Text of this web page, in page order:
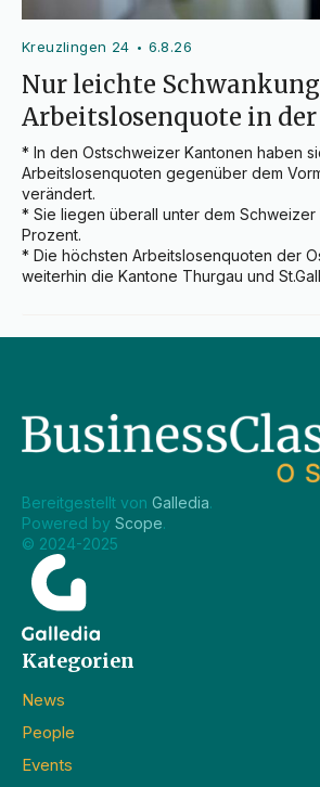
Kreuzlingen 24 • 6.8.26
Nur leichte
Arbeitslosenquote in
* In den Ostschweizer Kantonen haben
Arbeitslosenquoten gegenüber dem
verändert.
* Sie liegen überall unter dem Schweizer
Prozent.
* Die höchsten Arbeitslosenquoten der
weiterhin die Kantone Thurgau und
Bereitgestellt von Galledia.
Powered by Scope.
© 2024-2025
Kategorien
News
People
Events